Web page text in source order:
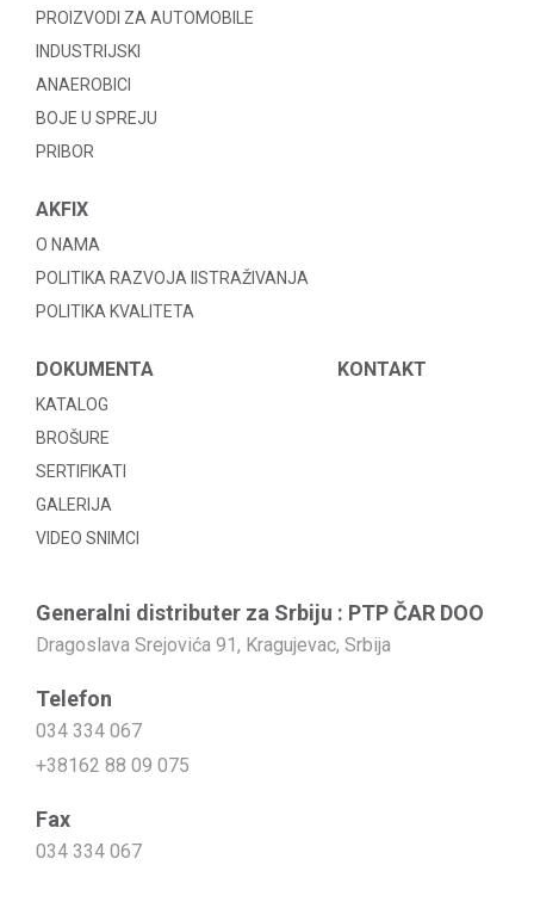
PROIZVODI ZA AUTOMOBILE
INDUSTRIJSKI
ANAEROBICI
BOJE U SPREJU
PRIBOR
AKFIX
O NAMA
POLITIKA RAZVOJA IISTRAŽIVANJA
POLITIKA KVALITETA
DOKUMENTA
KATALOG
BROŠURE
SERTIFIKATI
GALERIJA
VIDEO SNIMCI
KONTAKT
Generalni distributer za Srbiju : PTP ČAR DOO
Dragoslava Srejovića 91, Kragujevac, Srbija
Telefon
034 334 067
+38162 88 09 075
Fax
034 334 067